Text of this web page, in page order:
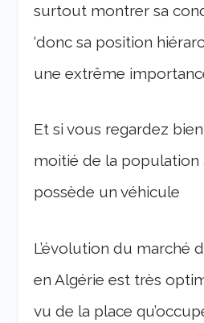
surtout montrer sa
‘donc sa position
une extrême
Et si vous regardez
moitié de la population
possède un véhicule
L’évolution du marché
en Algérie est très
vu de la place